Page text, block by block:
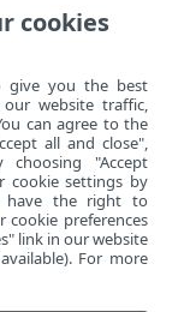
cookies
give you the best
our website traffic,
can agree to the
all and close",
choosing "Accept
cookie settings by
have the right to
preferences
link in our website
For more